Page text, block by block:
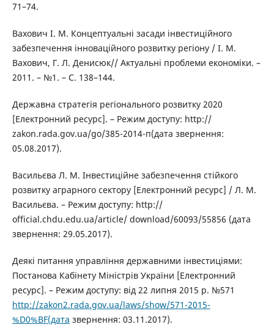
71–74.
Вахович І. М. Концептуальні засади інвестиційного
забезпечення інноваційного розвитку регіону / І. М.
Вахович, Г. Л. Денисюк// Актуальні проблеми економіки. –
2011. – №1. – С. 138–144.
Державна стратегія регіонального розвитку 2020
[Електронний ресурс]. – Режим доступу: http://
zakon.rada.gov.ua/go/385-2014-п(дата звернення:
05.08.2017).
Васильєва Л. М. Інвестиційне забезпечення стійкого
розвитку аграрного сектору [Електронний ресурс] / Л. М.
Васильєва. – Режим доступу: http://
official.chdu.edu.ua/article/ download/60093/55856 (дата
звернення: 29.05.2017).
Деякі питання управління державними інвестиціями:
Постанова Кабінету Міністрів України [Електронний
ресурс]. – Режим доступу: від 22 липня 2015 р. №571
http://zakon2.rada.gov.ua/laws/show/571-2015-
%D0%BF(дата звернення: 03.11.2017).